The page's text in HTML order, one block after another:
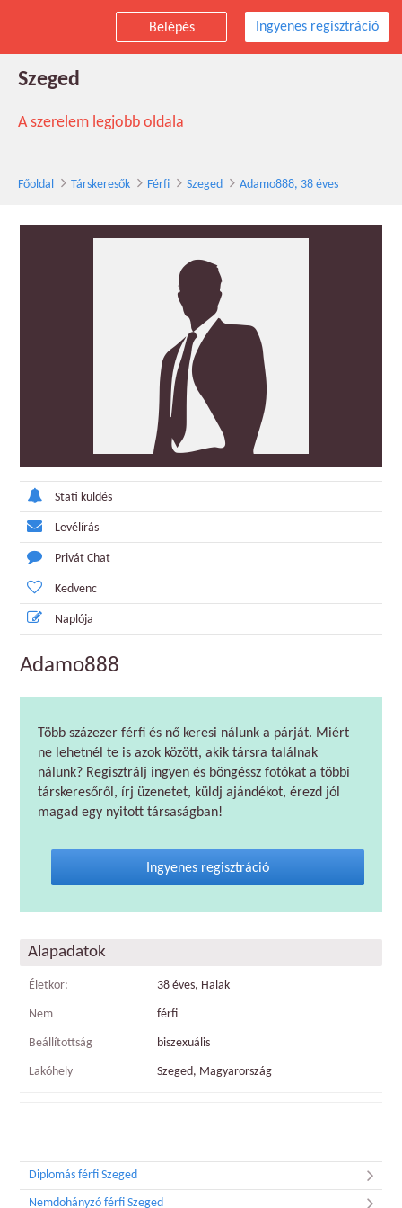
Belépés Ingyenes regisztráció
Adamo888 társkereső férfi, 38 éves,
Szeged
A szerelem legjobb oldala
Főoldal Társkeresők Férfi Szeged Adamo888, 38 éves
Stati küldés
Levélírás
Privát Chat
Kedvenc
Naplója
Adamo888
Több százezer férfi és nő keresi nálunk a párját. Miért
ne lehetnél te is azok között, akik társra találnak
nálunk? Regisztrálj ingyen és böngéssz fotókat a többi
társkeresőről, írj üzenetet, küldj ajándékot, érezd jól
magad egy nyitott társaságban!
Ingyenes regisztráció
Alapadatok
Életkor: 38 éves, Halak
Nem férfi
Beállítottság biszexuális
Lakóhely Szeged, Magyarország
Diplomás férfi Szeged
Nemdohányzó férfi Szeged